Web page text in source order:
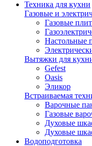
Техника для кухни
Газовые и
Газовые
Настольные
Вытяжки для
Gefest
Oasis
Эликор
Встраиваемая
Варочные
Газовые
Духовые
Духовые
Водоподготовка